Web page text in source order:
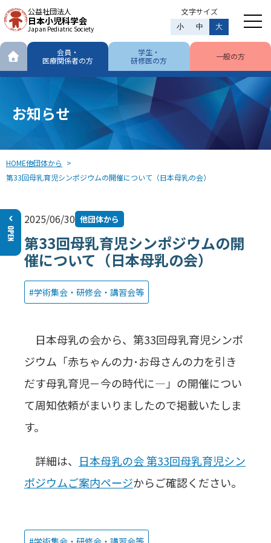
公益社団法人
日本小児科学会
Japan Pediatric Society
文字サイズ
小 中 大
会員・
医療関係者の方
学生・
研修医の方
一般の方
お知らせ
HOME他団体から
第33回母乳育児シンポジウムの開催について（日本母乳の会）
2025/06/30 他団体から
第33回母乳育児シンポジウムの開
催について（日本母乳の会）
学術集会・研修会・講習会等
日本母乳の会から、第33回母乳育児シンポ
ジウム「赤ちゃんの力･お母さんの力を引き
だす母乳育児－今の時代に―」の開催につい
て周知依頼がまいりましたので掲載いたしま
す。
詳細は、
日本母乳の会 第33回母乳育児シン
ポジウムご案内ページからご確認ください。